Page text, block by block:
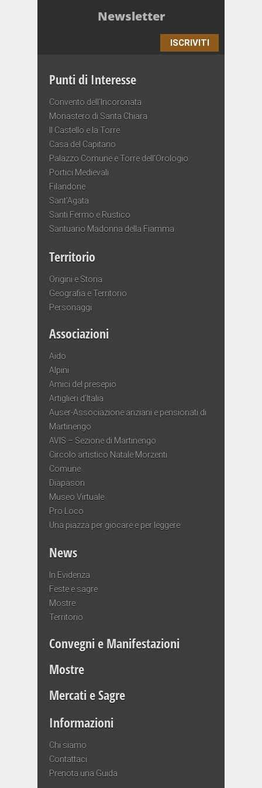
Newsletter
ISCRIVITI
Punti di Interesse
Convento dell’Incoronata
Monastero di Santa Chiara
Il Castello e la Torre
Casa del Capitano
Palazzo Comune e Torre dell’Orologio
Portici Medievali
Filandone
Sant’Agata
Santi Fermo e Rustico
Santuario Madonna della Fiamma
Territorio
Origini e Storia
Geografia e Territorio
Personaggi
Associazioni
Aido
Alpini
Amici del presepio
Artiglieri d’Italia
Auser-Associazione anziani e pensionati di
Martinengo
AVIS – Sezione di Martinengo
Circolo artistico Natale Morzenti
Comune
Diapason
Museo Virtuale
Pro Loco
Una piazza per giocare e per leggere
News
In Evidenza
Feste e sagre
Mostre
Territorio
Convegni e Manifestazioni
Mostre
Mercati e Sagre
Informazioni
Chi siamo
Contattaci
Prenota una Guida